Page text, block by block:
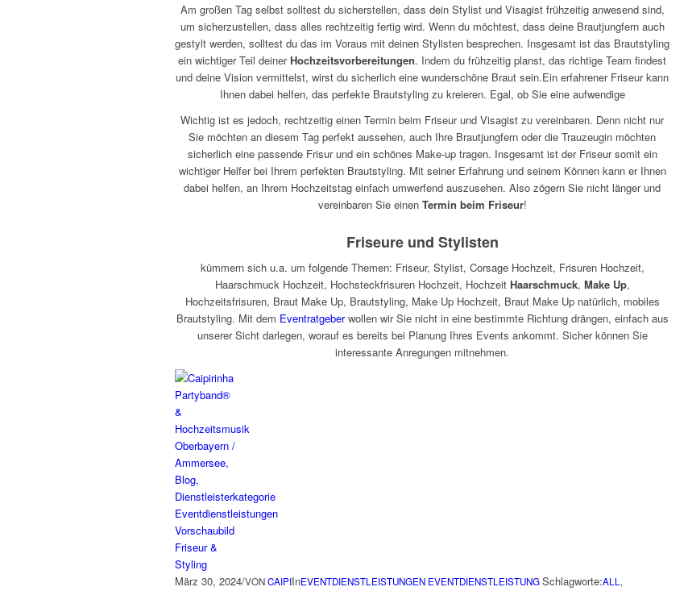
Am großen Tag selbst solltest du sicherstellen, dass dein Stylist und Visagist frühzeitig anwesend sind,
um sicherzustellen, dass alles rechtzeitig fertig wird. Wenn du möchtest, dass deine Brautjungfern auch
gestylt werden, solltest du das im Voraus mit deinen Stylisten besprechen. Insgesamt ist das Brautstyling
ein wichtiger Teil deiner Hochzeitsvorbereitungen. Indem du frühzeitig planst, das richtige Team findest
und deine Vision vermittelst, wirst du sicherlich eine wunderschöne Braut sein.Ein erfahrener Friseur kann
Ihnen dabei helfen, das perfekte Brautstyling zu kreieren. Egal, ob Sie eine aufwendige
Wichtig ist es jedoch, rechtzeitig einen Termin beim Friseur und Visagist zu vereinbaren. Denn nicht nur
Sie möchten an diesem Tag perfekt aussehen, auch Ihre Brautjungfern oder die Trauzeugin möchten
sicherlich eine passende Frisur und ein schönes Make-up tragen. Insgesamt ist der Friseur somit ein
wichtiger Helfer bei Ihrem perfekten Brautstyling. Mit seiner Erfahrung und seinem Können kann er Ihnen
dabei helfen, an Ihrem Hochzeitstag einfach umwerfend auszusehen. Also zögern Sie nicht länger und
vereinbaren Sie einen Termin beim Friseur!
Friseure und Stylisten
kümmern sich u.a. um folgende Themen: Friseur, Stylist, Corsage Hochzeit, Frisuren Hochzeit,
Haarschmuck Hochzeit, Hochsteckfrisuren Hochzeit, Hochzeit Haarschmuck, Make Up,
Hochzeitsfrisuren, Braut Make Up, Brautstyling, Make Up Hochzeit, Braut Make Up natürlich, mobiles
Brautstyling. Mit dem Eventratgeberwollen wir Sie nicht in eine bestimmte Richtung drängen, einfach aus
unserer Sicht darlegen, worauf es bereits bei Planung Ihres Events ankommt. Sicher können Sie
interessante Anregungen mitnehmen.
März 30, 2024/VONCAIPIInEVENTDIENSTLEISTUNGEN EVENTDIENSTLEISTUNGSchlagworte:ALL ,